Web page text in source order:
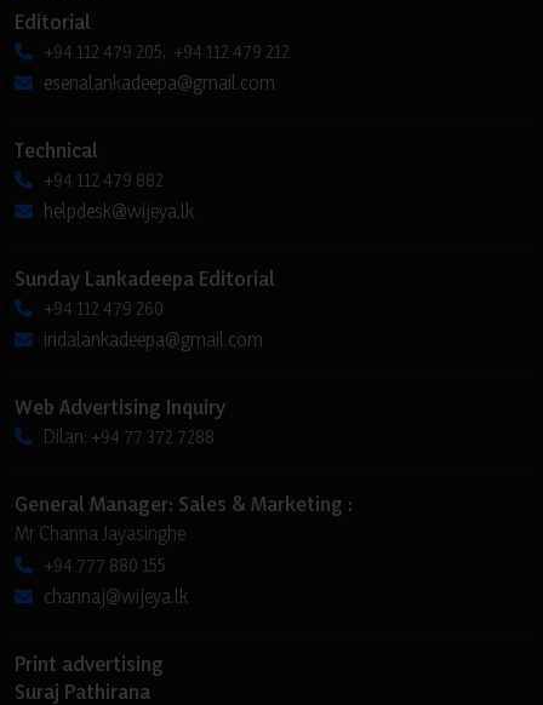
Editorial
+94 112 479 205, +94 112 479 212
esenalankadeepa@gmail.com
Technical
+94 112 479 882
helpdesk@wijeya.lk
Sunday Lankadeepa Editorial
+94 112 479 260
iridalankadeepa@gmail.com
Web Advertising Inquiry
Dilan: +94 77 372 7288
General Manager: Sales & Marketing :
Mr Channa Jayasinghe
+94 777 880 155
channaj@wijeya.lk
Print advertising
Suraj Pathirana